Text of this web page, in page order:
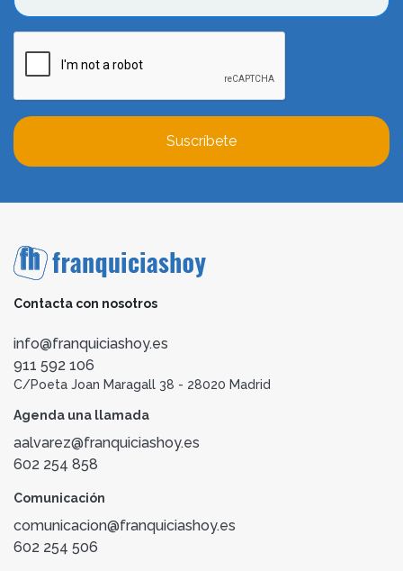
Suscríbete
Contacta con nosotros
info@franquiciashoy.es
911 592 106
C/Poeta Joan Maragall 38 - 28020 Madrid
Agenda una llamada
aalvarez@franquiciashoy.es
602 254 858
Comunicación
comunicacion@franquiciashoy.es
602 254 506